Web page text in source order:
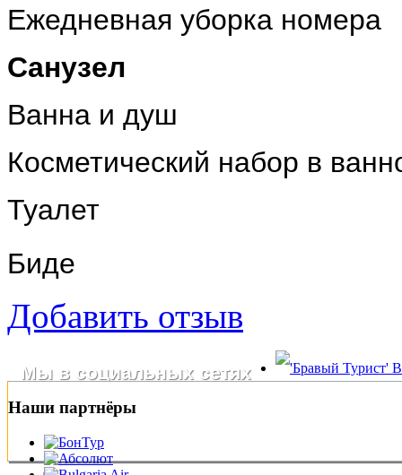
Ежедневная уборка номера
Санузел
Ванна и душ
Косметический набор в
Туалет
Биде
Добавить отзыв
Мы в социальных сетях
Наши партнёры